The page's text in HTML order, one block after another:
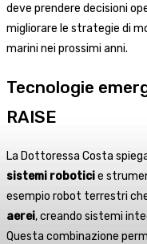
deve prendere decisioni
migliorare le strategie di
marini nei prossimi anni.
Tecnologie
RAISE
La Dottoressa Costa
sistemi roboticie
esempio robot terrestri
aerei, creando sistemi
Questa combinazione